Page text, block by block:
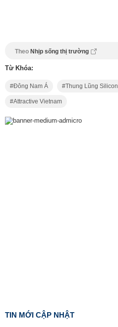
Theo Nhịp sống thị trường
Từ Khóa:
Đông Nam Á Thung Lũng Silicon
Attractive Vietnam
TIN MỚI CẬP NHẬT